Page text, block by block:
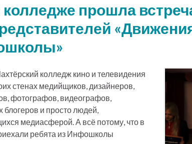
колледже прошла
колледж кино и телевидения
стенах медийщиков, дизайнеров,
фотографов, видеографов,
и просто людей,
медиасферой. А всё потому, что в
ребята из Инфошколы